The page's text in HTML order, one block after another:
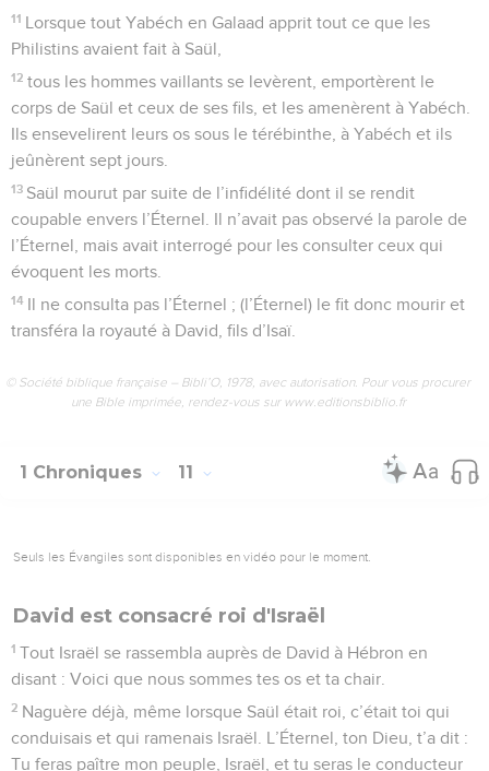
11 Lorsque tout Yabéch en Galaad apprit tout ce que les
Philistins avaient fait à Saül,
12 tous les hommes vaillants se levèrent, emportèrent le
corps de Saül et ceux de ses fils, et les amenèrent à Yabéch.
Ils ensevelirent leurs os sous le térébinthe, à Yabéch et ils
jeûnèrent sept jours.
13 Saül mourut par suite de l’infidélité dont il se rendit
coupable envers l’Éternel. Il n’avait pas observé la parole de
l’Éternel, mais avait interrogé pour les consulter ceux qui
évoquent les morts.
14 Il ne consulta pas l’Éternel ; (l’Éternel) le fit donc mourir et
transféra la royauté à David, fils d’Isaï.
© Société biblique française – Bibli’O, 1978, avec autorisation. Pour vous procurer
une Bible imprimée, rendez-vous sur www.editionsbiblio.fr
1 Chroniques 11
Seuls les Évangiles sont disponibles en vidéo pour le moment.
David est consacré roi d'Israël
1 Tout Israël se rassembla auprès de David à Hébron en
disant : Voici que nous sommes tes os et ta chair.
2 Naguère déjà, même lorsque Saül était roi, c’était toi qui
conduisais et qui ramenais Israël. L’Éternel, ton Dieu, t’a dit :
Tu feras paître mon peuple, Israël, et tu seras le conducteur